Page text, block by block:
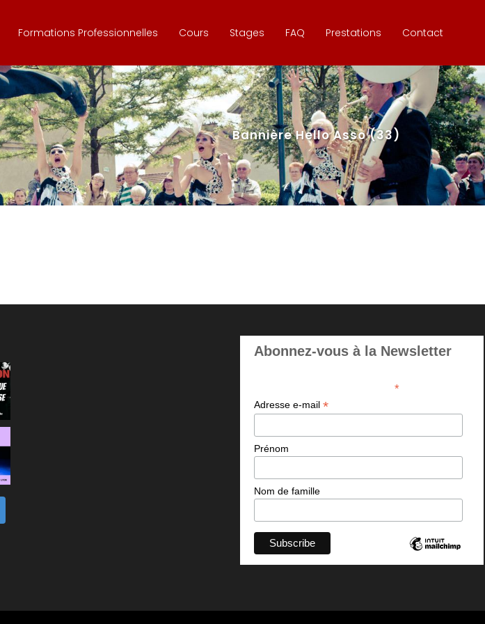
Formations Professionnelles Cours Stages FAQ Prestations Contact
Bannière Hello Asso (33)
Abonnez-vous à la Newsletter
*indicates required
Adresse e-mail *
Prénom
Nom de famille